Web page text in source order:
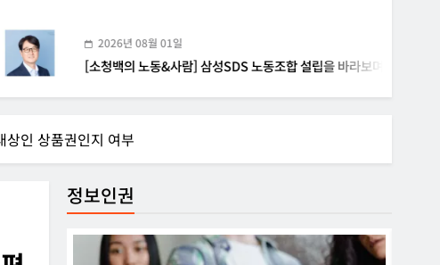
라보며
2026년 08월 01일
[소청백의 노동&사람] 삼성SDS 노동조합 설립을 바라보며
인 상품권인지 여부
정보인권